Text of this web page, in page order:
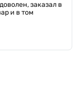
заказал в
и в том